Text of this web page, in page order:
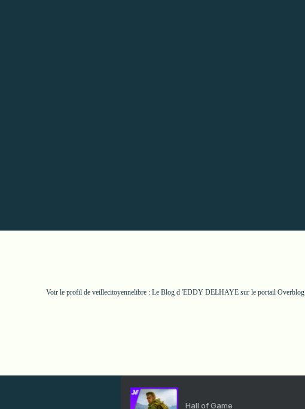
Voir le profil de veillecitoyennelibre : Le Blog d 'EDDY DELHAYE sur le portail Overblog
Hall of Game